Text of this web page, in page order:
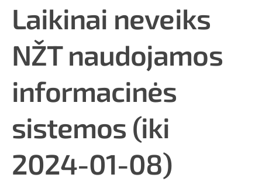
Laikinai neveiks
NŽT naudojamos
informacinės
sistemos (iki
2024-01-08)